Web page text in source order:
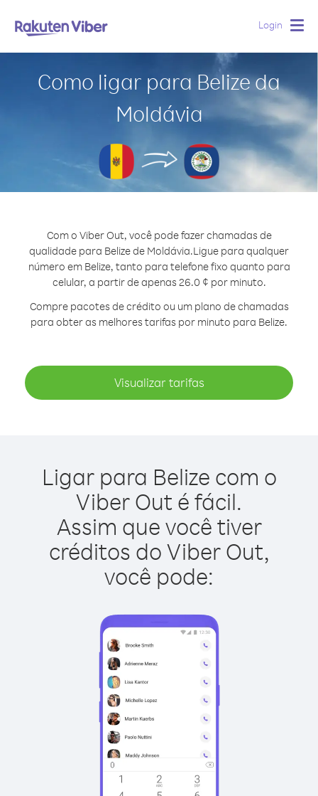
Login
Como ligar para Belize da
Moldávia
Com o Viber Out, você pode fazer chamadas de
qualidade para Belize de Moldávia.Ligue para qualquer
número em Belize, tanto para telefone fixo quanto para
celular, a partir de apenas 26.0 ¢ por minuto.
Compre pacotes de crédito ou um plano de chamadas
para obter as melhores tarifas por minuto para Belize.
Visualizar tarifas
Ligar para Belize com o
Viber Out é fácil.
Assim que você tiver
créditos do Viber Out,
você pode: